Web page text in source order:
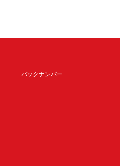
バックナンバー